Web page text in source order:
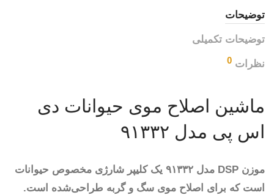
توضیحات
توضیحات تکمیلی
نظرات 0
ماشین اصلاح موی حیوانات دی
اس پی مدل ۹۱۳۳۲
موزن DSP مدل ۹۱۳۳۲ یک کلیپر شارژی مخصوص حیوانات
است که برای اصلاح موی سگ و گربه طراحی‌شده است.